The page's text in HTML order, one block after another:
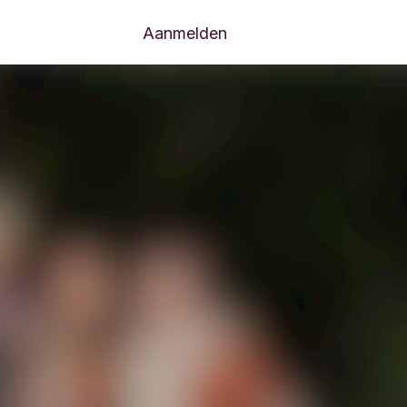
Aanmelden